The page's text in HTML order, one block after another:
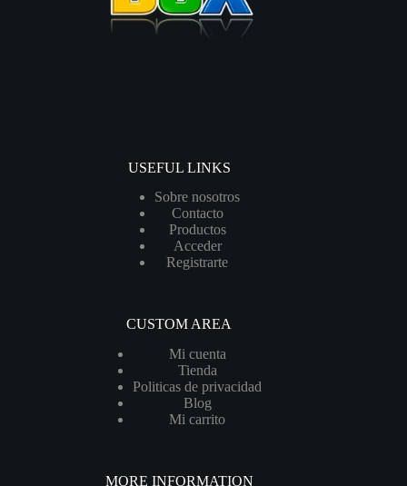
USEFUL LINKS
Sobre nosotros
Contacto
Productos
Acceder
Registrarte
CUSTOM AREA
Mi cuenta
Tienda
Politicas de privacidad
Blog
Mi carrito
MORE INFORMATION